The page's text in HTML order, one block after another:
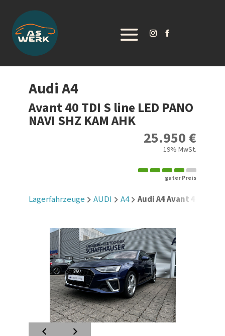
AudiA4
Avant 40 TDI S line LED PANO
NAVI SHZ KAM AHK
25.950 €
19% MwSt.
guter Preis
Lagerfahrzeuge AUDI A4 Audi A4 Avant 40 TDI S